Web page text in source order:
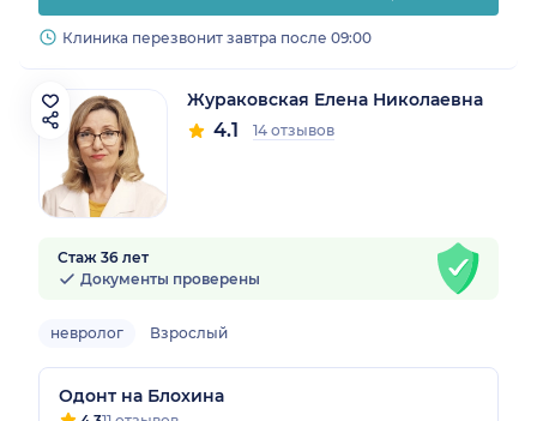
Клиника перезвонит завтра после 09:00
Жураковская Елена Николаевна
4.1 14 отзывов
Стаж 36 лет
Документы проверены
невролог Взрослый
Одонт на Блохина